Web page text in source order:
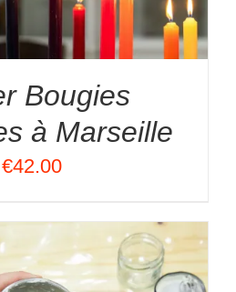
Bougies
à Marseille
€42.00